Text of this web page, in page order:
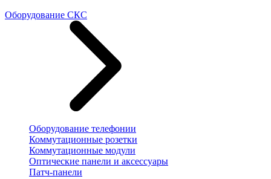
Оборудование СКС
Оборудование телефонии
Коммутационные розетки
Коммутационные модули
Оптические панели и аксессуары
Патч-панели